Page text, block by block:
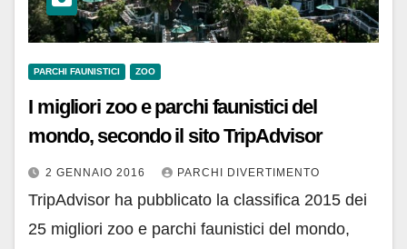
PARCHI FAUNISTICI ZOO
I migliori zoo e parchi faunistici del
mondo, secondo il sito TripAdvisor
2 GENNAIO 2016 PARCHI DIVERTIMENTO
TripAdvisor ha pubblicato la classifica 2015 dei
25 migliori zoo e parchi faunistici del mondo,